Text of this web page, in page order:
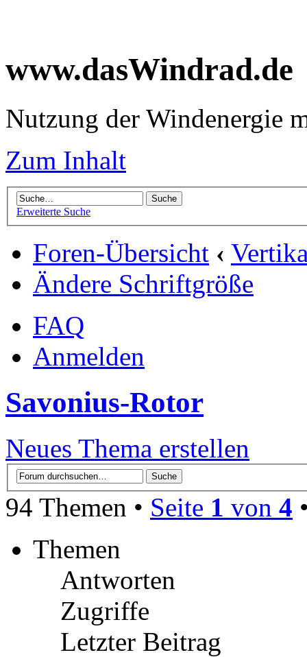
www.dasWindrad.de
Nutzung der Windenergie
Zum Inhalt
Erweiterte Suche
Foren-Übersicht ‹
Ändere Schriftgröße
FAQ
Anmelden
Savonius-Rotor
Neues Thema erstellen
94 Themen • Seite 1 von 4
Themen
Antworten
Zugriffe
Letzter Beitrag